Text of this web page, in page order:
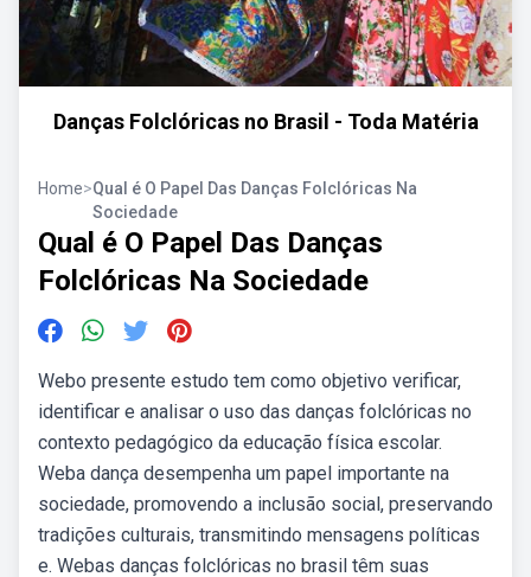
Danças Folclóricas no Brasil - Toda Matéria
Home>Qual é O Papel Das Danças Folclóricas Na
Sociedade
Qual é O Papel Das Danças
Folclóricas Na Sociedade
Webo presente estudo tem como objetivo verificar,
identificar e analisar o uso das danças folclóricas no
contexto pedagógico da educação física escolar.
Weba dança desempenha um papel importante na
sociedade, promovendo a inclusão social, preservando
tradições culturais, transmitindo mensagens políticas
e. Webas danças folclóricas no brasil têm suas